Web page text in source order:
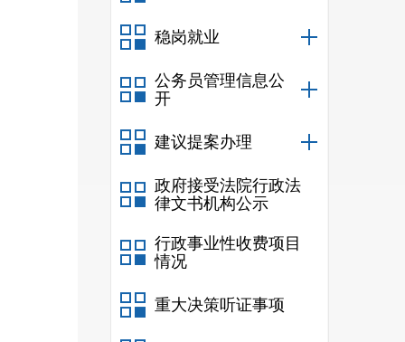
稳岗就业
公务员管理信息公
开
建议提案办理
政府接受法院行政法
律文书机构公示
行政事业性收费项目
情况
重大决策听证事项